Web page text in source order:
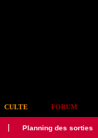
CULTE FORUM
Planning des sorties